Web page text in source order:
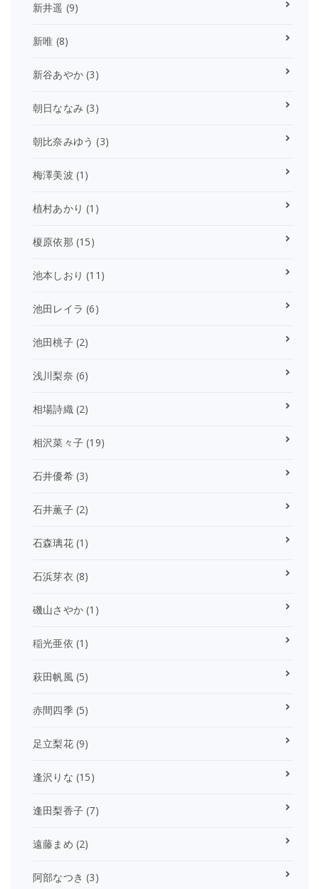
新井遥 (9)
新唯 (8)
新谷あやか (3)
朝日ななみ (3)
朝比奈みゆう (3)
梅澤美波 (1)
植村あかり (1)
榎原依那 (15)
池本しおり (11)
池田レイラ (6)
池田桃子(2)
浅川梨奈 (6)
相場詩織(2)
相沢菜々子 (19)
石井優希(3)
石井薫子(2)
石森璃花(1)
石浜芽衣 (8)
磯山さやか (1)
稲光亜依 (1)
萩田帆風(5)
赤間四季(5)
足立梨花(9)
逢沢りな (15)
逢田梨香子 (7)
遠藤まめ (2)
阿部なつき (3)